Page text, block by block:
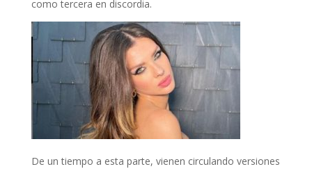
como tercera en discordia.
De un tiempo a esta parte, vienen circulando versiones